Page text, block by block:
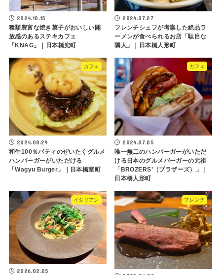
2024.10.15
種類豊富な焼き菓子がおいしい開
放感のあるステキカフェ
「KNAG」｜日本橋兜町
2024.07.27
フレンチシェフが考案した絶品ラ
ーメンが食べられるお店「駄目な
隣人」｜日本橋人形町
カフェ
2024.08.29
和牛100％パティのぜいたくグルメ
ハンバーガーがいただける
「Wagyu Burger」｜日本橋室町
カフェ
2024.07.05
唯一無二のハンバーガーがいただ
ける日本のグルメバーガーの元祖
「BROZERS’（ブラザーズ）」｜
日本橋人形町
イタリアン
2026.02.25
フレンチ